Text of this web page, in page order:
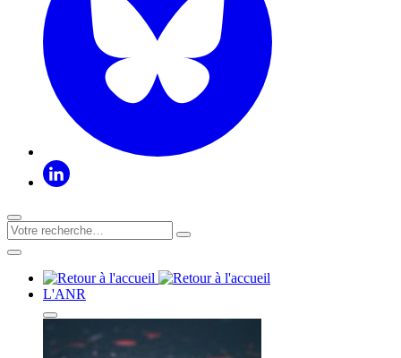
L'ANR